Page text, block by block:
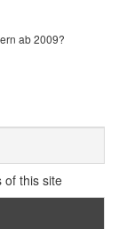
ab 2009?
of this site